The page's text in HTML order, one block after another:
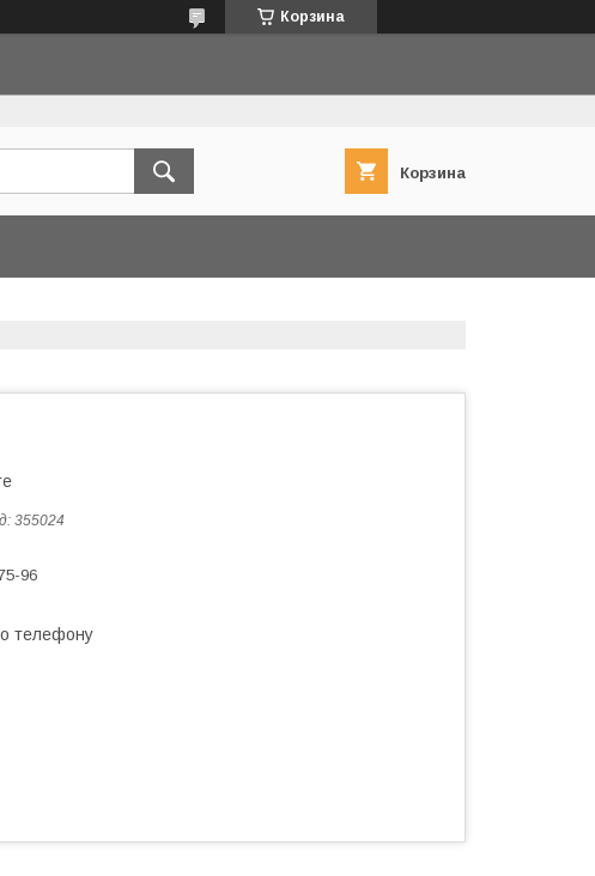
Корзина
Корзина
355024
96
телефону